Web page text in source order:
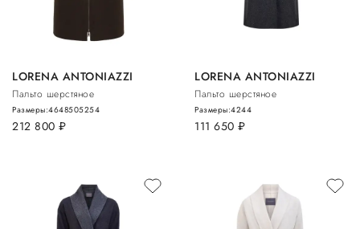
LORENA ANTONIAZZI
Пальто шерстяное
212 800 руб.
Размеры:4648505254
LORENA ANTONIAZZI
Пальто шерстяное
111 650 руб.
Размеры:4244